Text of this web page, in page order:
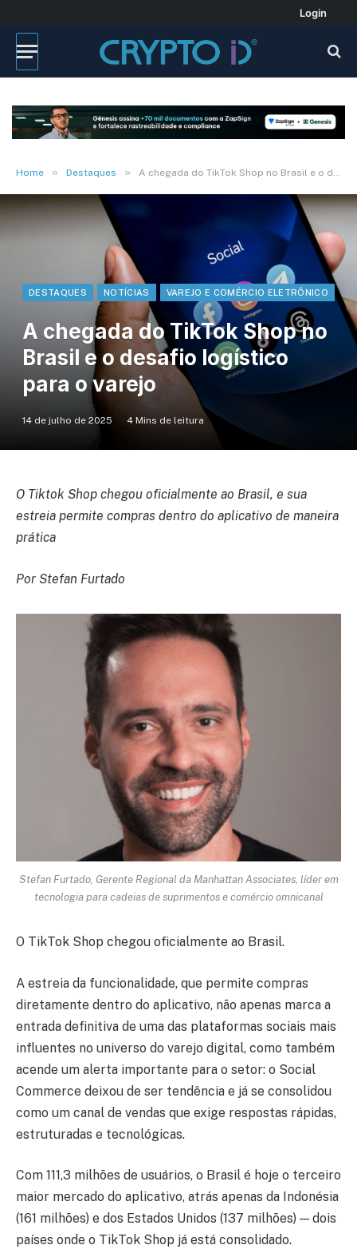
Login
Home » Destaques » A chegada do TikTok Shop no Brasil e o desafio logístico para o varejo
DESTAQUES NOTÍCIAS VAREJO E COMÉRCIO ELETRÔNICO
A chegada do TikTok Shop no
Brasil e o desafio logístico
para o varejo
14 de julho de 2025 4 Mins de leitura
O Tiktok Shop chegou oficialmente ao Brasil, e sua
estreia permite compras dentro do aplicativo de maneira
prática
Por Stefan Furtado
Stefan Furtado, Gerente Regional da Manhattan Associates, líder em
tecnologia para cadeias de suprimentos e comércio omnicanal
O TikTok Shop chegou oficialmente ao Brasil.
A estreia da funcionalidade, que permite compras
diretamente dentro do aplicativo, não apenas marca a
entrada definitiva de uma das plataformas sociais mais
influentes no universo do varejo digital, como também
acende um alerta importante para o setor: o Social
Commerce deixou de ser tendência e já se consolidou
como um canal de vendas que exige respostas rápidas,
estruturadas e tecnológicas.
Com 111,3 milhões de usuários, o Brasil é hoje o terceiro
maior mercado do aplicativo, atrás apenas da Indonésia
(161 milhões) e dos Estados Unidos (137 milhões) — dois
países onde o TikTok Shop já está consolidado.